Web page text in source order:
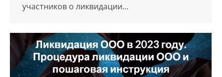
участников о ликвидации…